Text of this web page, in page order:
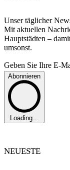
Unser täglicher
Mit aktuellen
Hauptstädten –
umsonst.
Geben Sie Ihre E-
Abonnieren
Loading...
NEUESTE